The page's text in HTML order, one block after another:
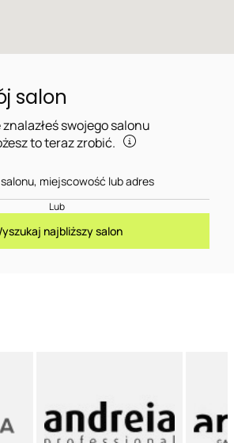
salon
swojego salonu
to teraz zrobić.
Lub
najbliższy salon